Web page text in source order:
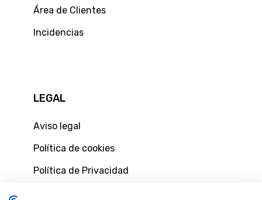
Área de Clientes
Incidencias
LEGAL
Aviso legal
Política de cookies
Política de Privacidad